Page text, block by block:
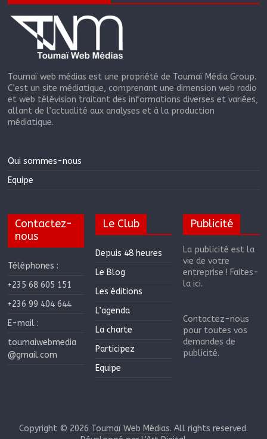
Toumaï web médias est une propriété de Toumaï Média Group.
C’est un site médiatique, comprenant une dimension web radio
et web télévision traitant des informations diverses et variées,
allant de l’actualité aux analyses et à la production
médiatique.
Qui sommes-nous
Equipe
Contactez-
nous
Téléphones :
+235 68 605 151
+236 99 404 644
E-mail :
toumaiwebmedia
@gmail.com
Le Club
Depuis 48 heures
Le Blog
Les éditions
L’agenda
La charte
Participez
Equipe
Publicité
La publicité est la
vie de votre
entreprise ! Faites-
la ici.
Contactez-nous
pour toutes vos
demandes de
publicité.
Copyright © 2026 Toumaï Web Médias. All rights reserved.